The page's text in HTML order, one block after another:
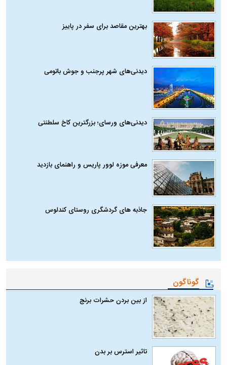
بهترین مقاصد برای سفر در پاییز
دیدنی‌های شهر پرجنب و جوش باتومی
دیدنی‌های ورسای؛ بزرگترین کاخ سلطنتی
معرفی موزه لوور پاریس و راهنمای بازدید
جاذبه های گردشگری روستای کندلوس
گوناگون
از بین بردن حشرات برنج
تاثیر استرس بر بدن